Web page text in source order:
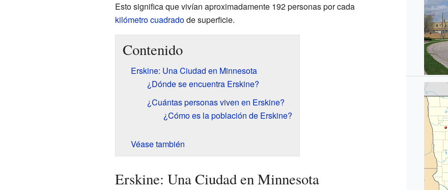
Esto significa que vivían aproximadamente 192 personas por cada
kilómetro cuadradode superficie.
Contenido
Erskine: Una Ciudad en Minnesota
¿Dónde se encuentra Erskine?
¿Cuántas personas viven en Erskine?
¿Cómo es la población de Erskine?
Véase también
Erskine: Una Ciudad en Minnesota